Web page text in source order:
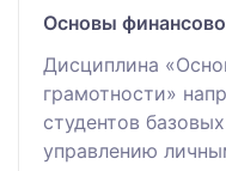
Основы
Дисциплина
грамотности»
студентов
управлению